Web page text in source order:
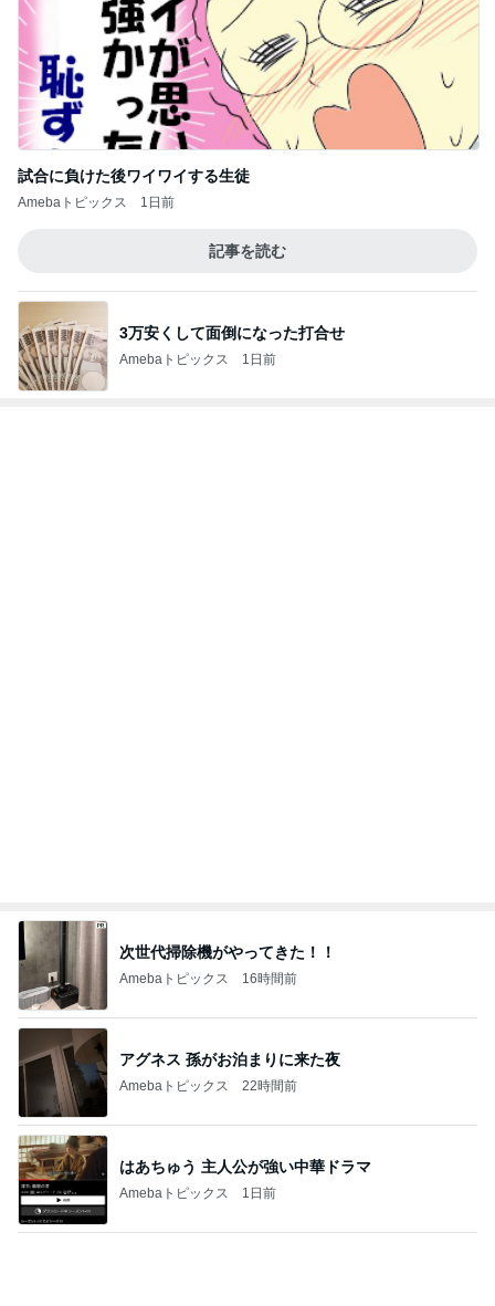
試合に負けた後ワイワイする生徒
Amebaトピックス 1日前
記事を読む
3万安くして面倒になった打合せ
Amebaトピックス 1日前
久しぶりに月を見て泣けてきた訳